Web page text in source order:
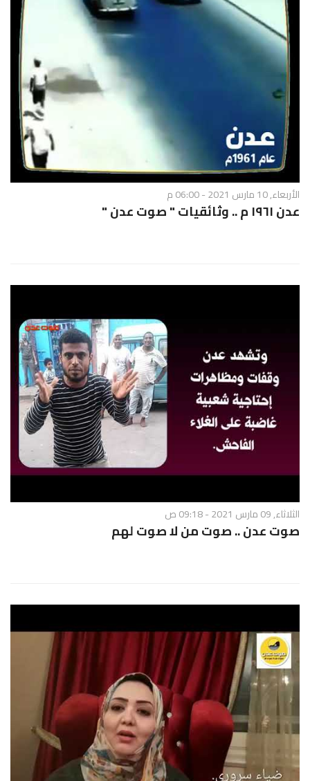
الأربعاء, 10 مارس 2021 - 06:00 م
عدن ١٩٦١ م .. وثائقيات " صوت عدن "
الثلاثاء, 09 مارس 2021 - 09:18 ص
صوت عدن .. صوت من لا صوت لهم